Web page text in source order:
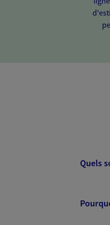
Quels